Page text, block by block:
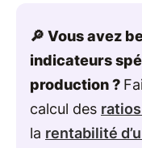
🔎 Vous avez
indicateurs
production ?
calcul des
la rentabilité